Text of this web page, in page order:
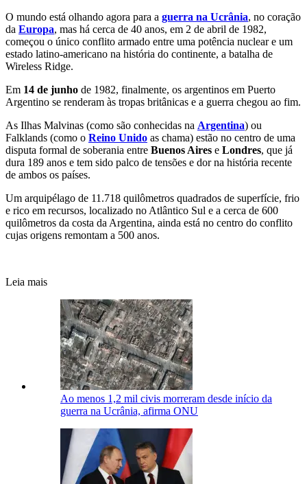
O mundo está olhando agora para a guerra na Ucrânia, no coração
da Europa, mas há cerca de 40 anos, em 2 de abril de 1982,
começou o único conflito armado entre uma potência nuclear e um
estado latino-americano na história do continente, a batalha de
Wireless Ridge.
Em 14 de junho de 1982, finalmente, os argentinos em Puerto
Argentino se renderam às tropas britânicas e a guerra chegou ao fim.
As Ilhas Malvinas (como são conhecidas na Argentina) ou
Falklands (como o Reino Unido as chama) estão no centro de uma
disputa formal de soberania entre Buenos Aires e Londres, que já
dura 189 anos e tem sido palco de tensões e dor na história recente
de ambos os países.
Um arquipélago de 11.718 quilômetros quadrados de superfície, frio
e rico em recursos, localizado no Atlântico Sul e a cerca de 600
quilômetros da costa da Argentina, ainda está no centro do conflito
cujas origens remontam a 500 anos.
Leia mais
Ao menos 1,2 mil civis morreram desde início da
guerra na Ucrânia, afirma ONU